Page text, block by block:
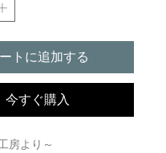
トに追加する
今すぐ購入
房より～